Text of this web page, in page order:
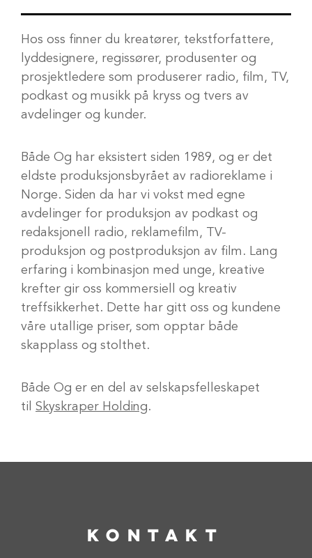
Hos oss finner du kreatører, tekstforfattere,
lyddesignere, regissører, produsenter og
prosjektledere som produserer radio, film, TV,
podkast og musikk på kryss og tvers av
avdelinger og kunder.
Både Og har eksistert siden 1989, og er det
eldste produksjonsbyrået av radioreklame i
Norge. Siden da har vi vokst med egne
avdelinger for produksjon av podkast og
redaksjonell radio, reklamefilm, TV-
produksjon og postproduksjon av film. Lang
erfaring i kombinasjon med unge, kreative
krefter gir oss kommersiell og kreativ
treffsikkerhet. Dette har gitt oss og kundene
våre utallige priser, som opptar både
skapplass og stolthet.
Både Og er en del av selskapsfelleskapet
til Skyskraper Holding.
KONTAKT